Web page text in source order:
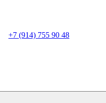
+7 (914) 755 90 48